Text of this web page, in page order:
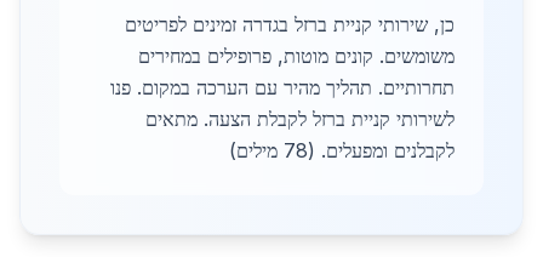
כן, שירותי קניית ברזל בגדרה זמינים לפריטים
משומשים. קונים מוטות, פרופילים במחירים
תחרותיים. תהליך מהיר עם הערכה במקום. פנו
לשירותי קניית ברזל לקבלת הצעה. מתאים
לקבלנים ומפעלים. (78 מילים)